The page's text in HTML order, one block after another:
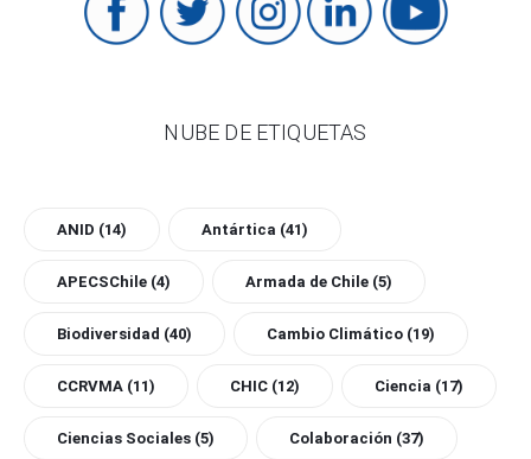
NUBE DE ETIQUETAS
ANID (14) Antártica (41)
APECSChile (4) Armada de Chile (5)
Biodiversidad (40) Cambio Climático (19)
CCRVMA (11) CHIC (12) Ciencia (17)
Ciencias Sociales (5) Colaboración (37)